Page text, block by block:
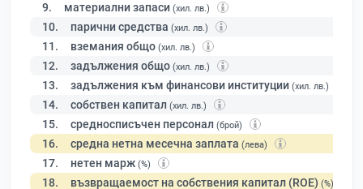
9. материални запаси (хил. лв.)
10. парични средства (хил. лв.)
11. вземания общо (хил. лв.)
12. задължения общо (хил. лв.)
13. задължения към финансови институции (хил. лв.)
14. собствен капитал (хил. лв.)
15. средносписъчен персонал (брой)
16. средна нетна месечна заплата (лева)
17. нетен марж (%)
18. възвращаемост на собствения капитал (ROE) (%)